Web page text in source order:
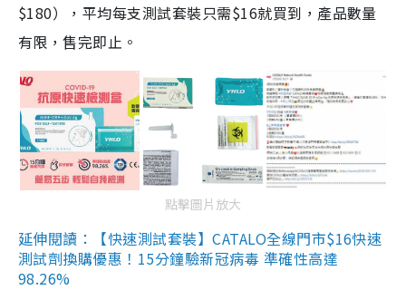
$180），平均每支測試套裝只需$16就買到，產品數量
有限，售完即止。
點擊圖片放大
延伸閱讀：【快速測試套裝】CATALO全線門市$16快速
測試劑換購優惠！15分鐘驗新冠病毒 準確性高達
98.26%